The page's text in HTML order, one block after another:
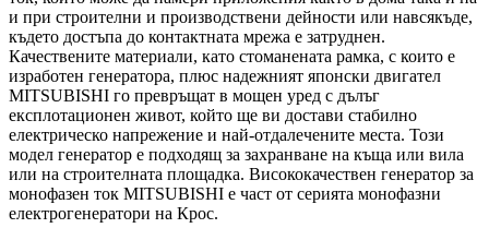
и при строителни и производствени дейности или навсякъде,
където достъпа до контактната мрежа е затруднен.
Качествените материали, като стоманената рамка, с които е
изработен генератора, плюс надежният японски двигател
MITSUBISHI го превръщат в мощен уред с дълъг
експлотационен живот, който ще ви достави стабилно
електрическо напрежение и най-отдалечените места. Този
модел генератор е подходящ за захранване на къща или вила
или на строителната площадка. Висококачествен генератор за
монофазен ток MITSUBISHI е част от серията монофазни
електрогенератори на Крос.